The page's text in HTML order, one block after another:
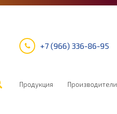
+7 (966) 336-86-95
Продукция Производители